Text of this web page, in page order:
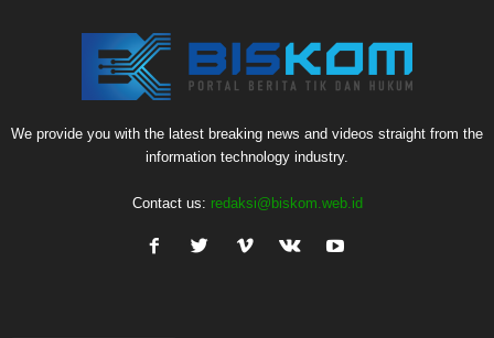
We provide you with the latest breaking news and videos straight from the
information technology industry.
Contact us: redaksi@biskom.web.id